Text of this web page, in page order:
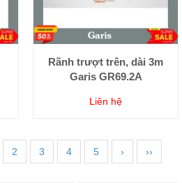
Rãnh trượt trên, dài 3m
Garis GR69.2A
Liên hệ
2 3 4 5 › ››